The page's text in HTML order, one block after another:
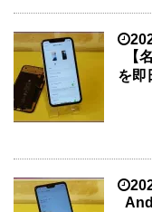
【
を即